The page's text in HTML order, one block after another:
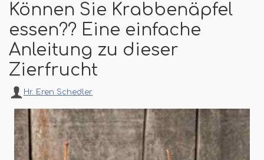
Können Sie Krabbenäpfel
essen?? Eine einfache
Anleitung zu dieser
Zierfrucht
Hr. Eren Schedler